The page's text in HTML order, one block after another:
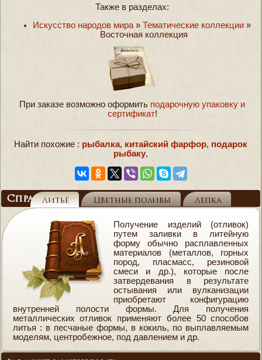
Также в разделах:
Искусство народов мира » Тематические коллекции »
Восточная коллекция
При заказе возможно оформить подарочную упаковку и
сертификат!
Найти похожие : рыбалка, китайский фарфор, подарок
рыбаку,
Справочник
Литьё Цветные поливы Лепка
Получение изделий (отливок)
путем заливки в литейную
форму обычно расплавленных
материалов (металлов, горных
пород, пласмасс, резиновой
смеси и др.), которые после
затвердевания в результате
остывания или вулканизации
приобретают конфигурацию
внутренней полости формы. Для получения
металлических отливок применяют более 50 способов
литья : в песчаные формы, в кокиль, по выплавляемым
моделям, центробежное, под давлением и др.